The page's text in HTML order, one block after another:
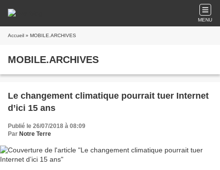
MENU
Accueil » MOBILE.ARCHIVES
MOBILE.ARCHIVES
Le changement climatique pourrait tuer Internet
d’ici 15 ans
Publié le 26/07/2018 à 08:09
Par Notre Terre